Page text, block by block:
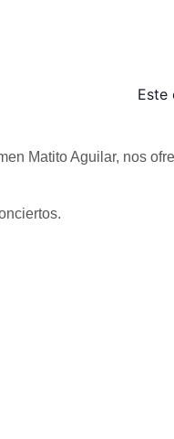
Este
Matito Aguilar, nos